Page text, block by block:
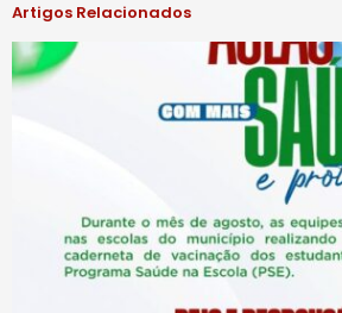
Artigos Relacionados